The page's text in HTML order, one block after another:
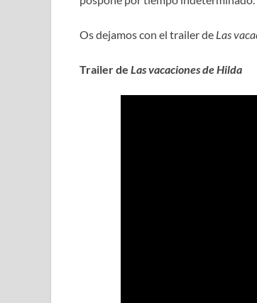
Os dejamos con el trailer de Las
Trailer de Las vacaciones de Hilda